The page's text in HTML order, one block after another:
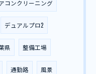
コンクリーニング
デュアルプロ2
県 整備工場
通勤路 風景